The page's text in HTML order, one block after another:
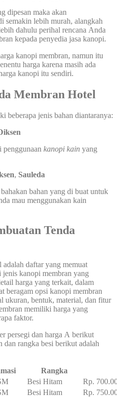
dipesan maka akan
semakin lebih murah, alangkah
dahulu perihal rencana Anda
kepada penyedia jasa kanopi.
kanopi membran, namun itu
harga karena masih ada
kanopi itu sendiri.
Membran Hotel
beberapa jenis bahan diantaranya:
penggunaan kanopi kain yang
, Sauleda
bahan yang di buat untuk
mau menggunakan kain
Tenda
adalah daftar yang memuat
kanopi membran yang
harga yang terkait, dalam
beragam opsi kanopi membran
ukuran, bentuk, material, dan fitur
memiliki harga yang
faktor.
persegi dan harga A berikut
dan rangka besi berikut adalah
Rangka
Besi Hitam
Rp.
Besi Hitam
Rp.